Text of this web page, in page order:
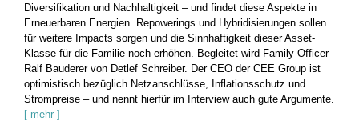
Diversifikation und ­Nachhaltigkeit – und findet diese Aspekte in
Erneuerbaren Energien. Repowerings und Hybridisierungen sollen
für weitere Impacts sorgen und die Sinnhaftigkeit dieser ­Asset-
Klasse für die Familie noch erhöhen. Begleitet wird Family Officer
Ralf Bauderer von Detlef Schreiber. Der CEO der CEE Group ist
optimistisch bezüglich Netzanschlüsse, Inflationsschutz und
Strompreise – und nennt hierfür im Interview auch gute Argumente.
[ mehr ]